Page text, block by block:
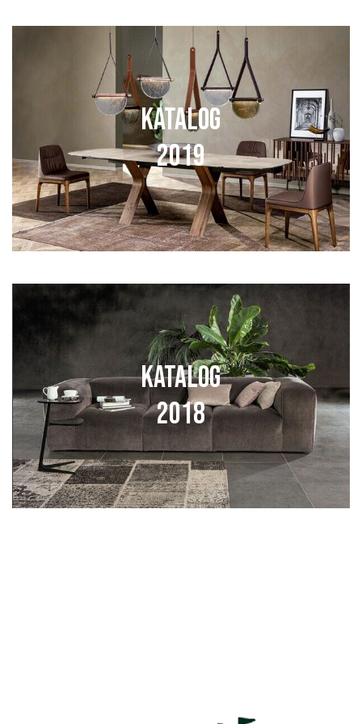
KATALOG
2019
KATALOG
2018